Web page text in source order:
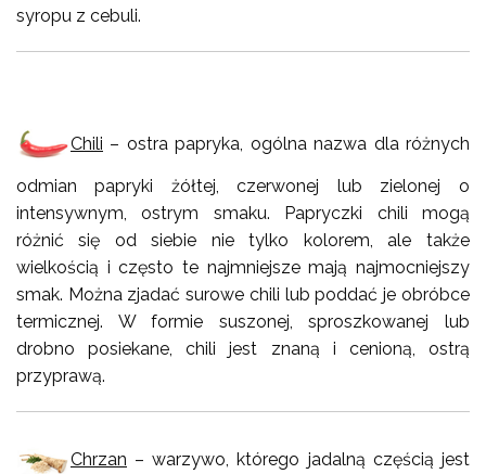
syropu z cebuli.
Chili – ostra papryka, ogólna nazwa dla różnych
odmian papryki żółtej, czerwonej lub zielonej o
intensywnym, ostrym smaku. Papryczki chili mogą
różnić się od siebie nie tylko kolorem, ale także
wielkością i często te najmniejsze mają najmocniejszy
smak. Można zjadać surowe chili lub poddać je obróbce
termicznej. W formie suszonej, sproszkowanej lub
drobno posiekane, chili jest znaną i cenioną, ostrą
przyprawą.
Chrzan – warzywo, którego jadalną częścią jest